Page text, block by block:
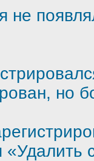
не
но
«Удалить